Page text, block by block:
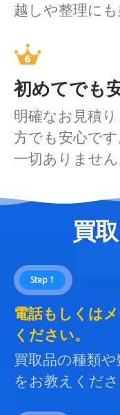
越しや整理に
初めてでも
明確なお見積
方でも安心で
一切ありません
買
Step 1
電話もしくは
ください。
買取品の種類
をお教えくださ